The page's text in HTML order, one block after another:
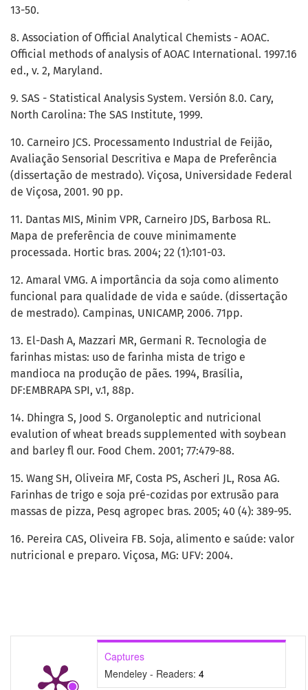
Captures
Mendeley - Readers: 4
13-50.
8. Association of Official Analytical Chemists - AOAC.
Official methods of analysis of AOAC International. 1997.16
ed., v. 2, Maryland.
9. SAS - Statistical Analysis System. Versión 8.0. Cary,
North Carolina: The SAS Institute, 1999.
10. Carneiro JCS. Processamento Industrial de Feijão,
Avaliação Sensorial Descritiva e Mapa de Preferência
(dissertação de mestrado). Viçosa, Universidade Federal
de Viçosa, 2001. 90 pp.
11. Dantas MIS, Minim VPR, Carneiro JDS, Barbosa RL.
Mapa de preferência de couve minimamente
processada. Hortic bras. 2004; 22 (1):101-03.
12. Amaral VMG. A importância da soja como alimento
funcional para qualidade de vida e saúde. (dissertação
de mestrado). Campinas, UNICAMP, 2006. 71pp.
13. El-Dash A, Mazzari MR, Germani R. Tecnologia de
farinhas mistas: uso de farinha mista de trigo e
mandioca na produção de pães. 1994, Brasília,
DF:EMBRAPA SPI, v.1, 88p.
14. Dhingra S, Jood S. Organoleptic and nutricional
evalution of wheat breads supplemented with soybean
and barley fl our. Food Chem. 2001; 77:479-88.
15. Wang SH, Oliveira MF, Costa PS, Ascheri JL, Rosa AG.
Farinhas de trigo e soja pré-cozidas por extrusão para
massas de pizza, Pesq agropec bras. 2005; 40 (4): 389-95.
16. Pereira CAS, Oliveira FB. Soja, alimento e saúde: valor
nutricional e preparo. Viçosa, MG: UFV: 2004.